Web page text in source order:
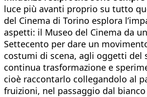
luce più avanti proprio su tutto
del Cinema di Torino esplora
aspetti: il Museo del Cinema da
Settecento per dare un
costumi di scena, agli oggetti del
continua trasformazione e
cioè raccontarlo collegandolo al
fruizioni, nel passaggio dal